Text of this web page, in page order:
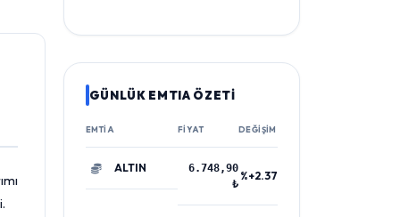
GÜNLÜK EMTIA ÖZETİ
EMTIA FIYAT DEĞIŞIM
ALTIN
6.748,90
₺
%+2.37